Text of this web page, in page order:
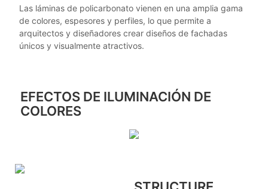
Las láminas de policarbonato vienen en una amplia gama
de colores, espesores y perfiles, lo que permite a
arquitectos y diseñadores crear diseños de fachadas
únicos y visualmente atractivos.
EFECTOS DE ILUMINACIÓN DE
COLORES